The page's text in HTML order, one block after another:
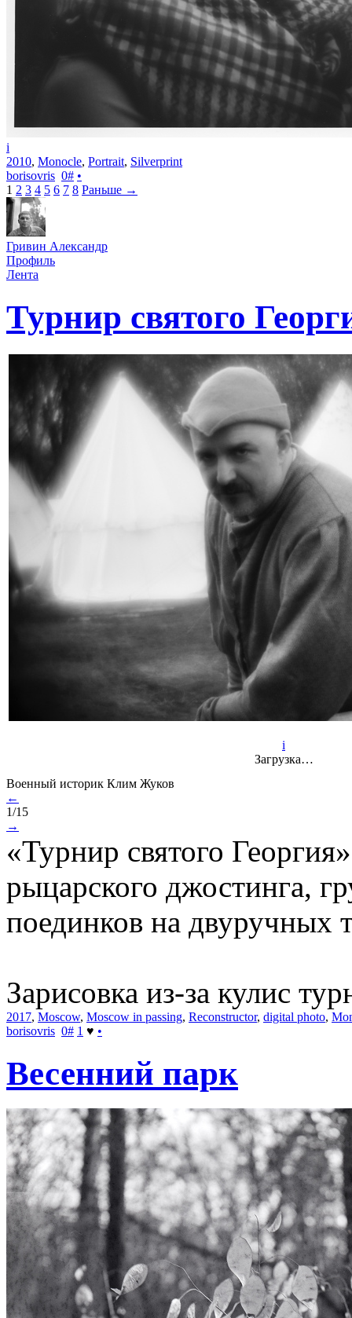
i
2010, Monocle, Portrait, Silverprint
borisovris 0# •
1 2 3 4 5 6 7 8 Раньше →
Гривин Александр
Профиль
Лента
Турнир святого
i
Загрузка…
Военный историк Клим Жуков
←
1/15
→
«Турнир святого
рыцарского джостинга,
поединков на двуручных
Зарисовка из-за кулис
2017, Moscow, Moscow in passing, Reconstructor, digital photo,
borisovris 0# 1 ♥ •
Весенний парк